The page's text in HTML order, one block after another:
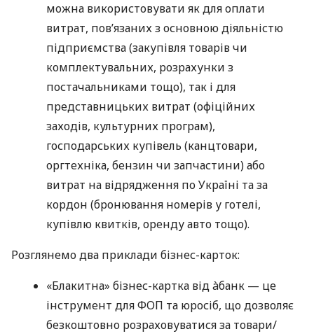
можна використовувати як для оплати
витрат, пов’язаних з основною діяльністю
підприємства (закупівля товарів чи
комплектувальних, розрахунки з
постачальниками тощо), так і для
представницьких витрат (офіційних
заходів, культурних програм),
господарських купівель (канцтовари,
оргтехніка, бензин чи запчастини) або
витрат на відрядження по Україні та за
кордон (бронювання номерів у готелі,
купівлю квитків, оренду авто тощо).
Розглянемо два приклади бізнес-карток:
«Блакитна» бізнес-картка від àбанк — це
інструмент для ФОП та юросіб, що дозволяє
безкоштовно розраховуватися за товари/